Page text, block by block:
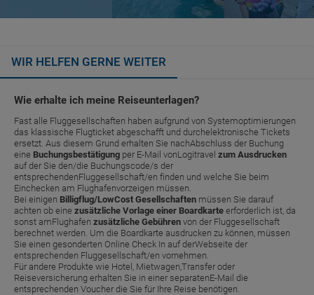
WIR HELFEN GERNE WEITER
Wie erhalte ich meine Reiseunterlagen?
Fast alle Fluggesellschaften haben aufgrund von Systemoptimierungen
das klassische Flugticket abgeschafft und durchelektronische Tickets
ersetzt. Aus diesem Grund erhalten Sie nachAbschluss der Buchung
eine Buchungsbestätigung per E-Mail vonLogitravel zum Ausdrucken
auf der Sie den/die Buchungscode/s der
entsprechendenFluggesellschaft/en finden und welche Sie beim
Einchecken am Flughafenvorzeigen müssen.
Bei einigen Billigflug/LowCost Gesellschaften müssen Sie darauf
achten ob eine zusätzliche Vorlage einer Boardkarte erforderlich ist, da
sonst amFlughafen zusätzliche Gebühren von der Fluggesellschaft
berechnet werden. Um die Boardkarte ausdrucken zu können, müssen
Sie einen gesonderten Online Check In auf derWebseite der
entsprechenden Fluggesellschaft/en vornehmen.
Für andere Produkte wie Hotel, Mietwagen,Transfer oder
Reiseversicherung erhalten Sie in einer separatenE-Mail die
entsprechenden Voucher die Sie für Ihre Reise benötigen.